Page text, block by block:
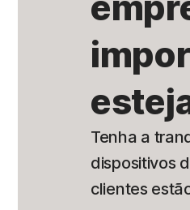
Tenha a
dispositivos
clientes